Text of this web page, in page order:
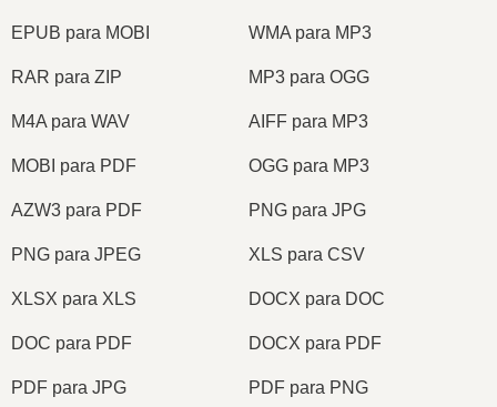
EPUB para MOBI WMA para MP3
RAR para ZIP MP3 para OGG
M4A para WAV AIFF para MP3
MOBI para PDF OGG para MP3
AZW3 para PDF PNG para JPG
PNG para JPEG XLS para CSV
XLSX para XLS DOCX para DOC
DOC para PDF DOCX para PDF
PDF para JPG PDF para PNG